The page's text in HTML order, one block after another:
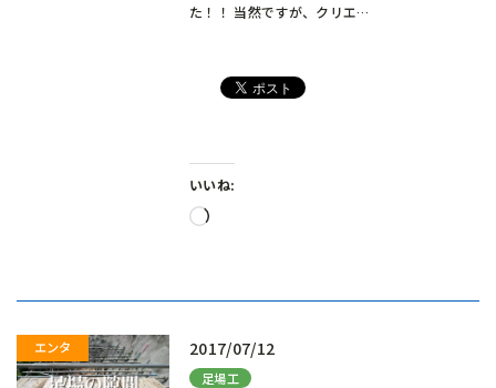
た！！ 当然ですが、クリエ…
いいね:
読
2017/07/12
足場工